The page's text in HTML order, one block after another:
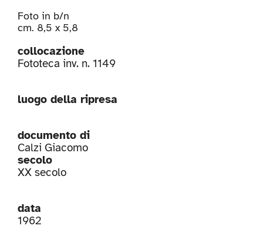
Foto in b/n
cm. 8,5 x 5,8
collocazione
Fototeca inv. n. 1149
luogo della ripresa
documento di
Calzi Giacomo
secolo
XX secolo
data
1962